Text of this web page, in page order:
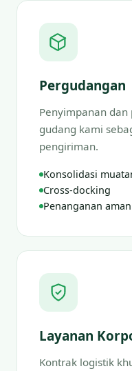
Pergudangan
Penyimpanan
gudang kami
pengiriman.
Konsolidasi
Cross-docking
Penanganan aman
Layanan
Kontrak logistik